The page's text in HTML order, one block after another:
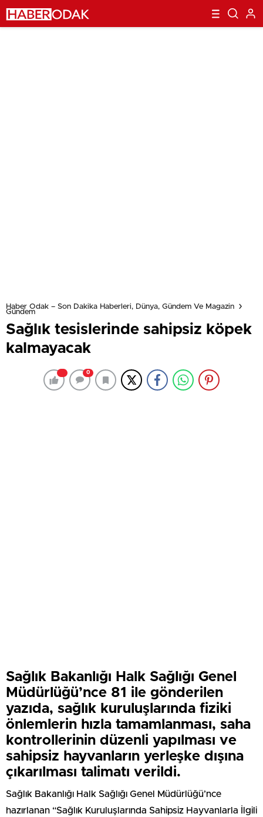
Haber Odak – Son Dakika Haberleri, Dünya, Gündem Ve Magazin
Gündem
Sağlık tesislerinde sahipsiz köpek
kalmayacak
0
Sağlık Bakanlığı Halk Sağlığı Genel
Müdürlüğü’nce 81 ile gönderilen
yazıda, sağlık kuruluşlarında fiziki
önlemlerin hızla tamamlanması, saha
kontrollerinin düzenli yapılması ve
sahipsiz hayvanların yerleşke dışına
çıkarılması talimatı verildi.
Sağlık Bakanlığı Halk Sağlığı Genel Müdürlüğü’nce
hazırlanan “Sağlık Kuruluşlarında Sahipsiz Hayvanlarla İlgili